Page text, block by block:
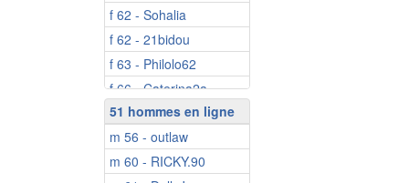
f 62 - Sohalia
f 62 - 21bidou
f 63 - Philolo62
f 66 - Caterina2a
f 67 - Neuvie
f 70 - Niicole
f 73 - Augustine1
51 hommes en ligne
m 56 - outlaw
m 60 - RICKY.90